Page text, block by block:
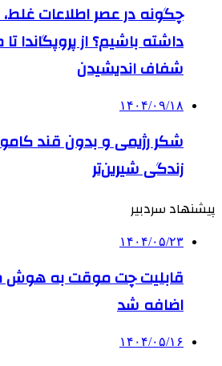
چگونه در عصر اطلاعات
داشته باشیم؟ از پروپگاندا
شفاف اندیشیدن
۱۴۰۴/۰۹/۱۸
شکر رژیمی و بدون قند
زندگی شیرین‌تر
پیشنهاد سردبیر
۱۴۰۴/۰۵/۲۳
قابلیت چت موقت به
اضافه شد
۱۴۰۴/۰۵/۱۶